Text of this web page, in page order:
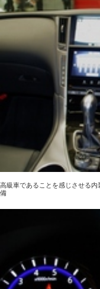
高級車であることを感じさせる
備